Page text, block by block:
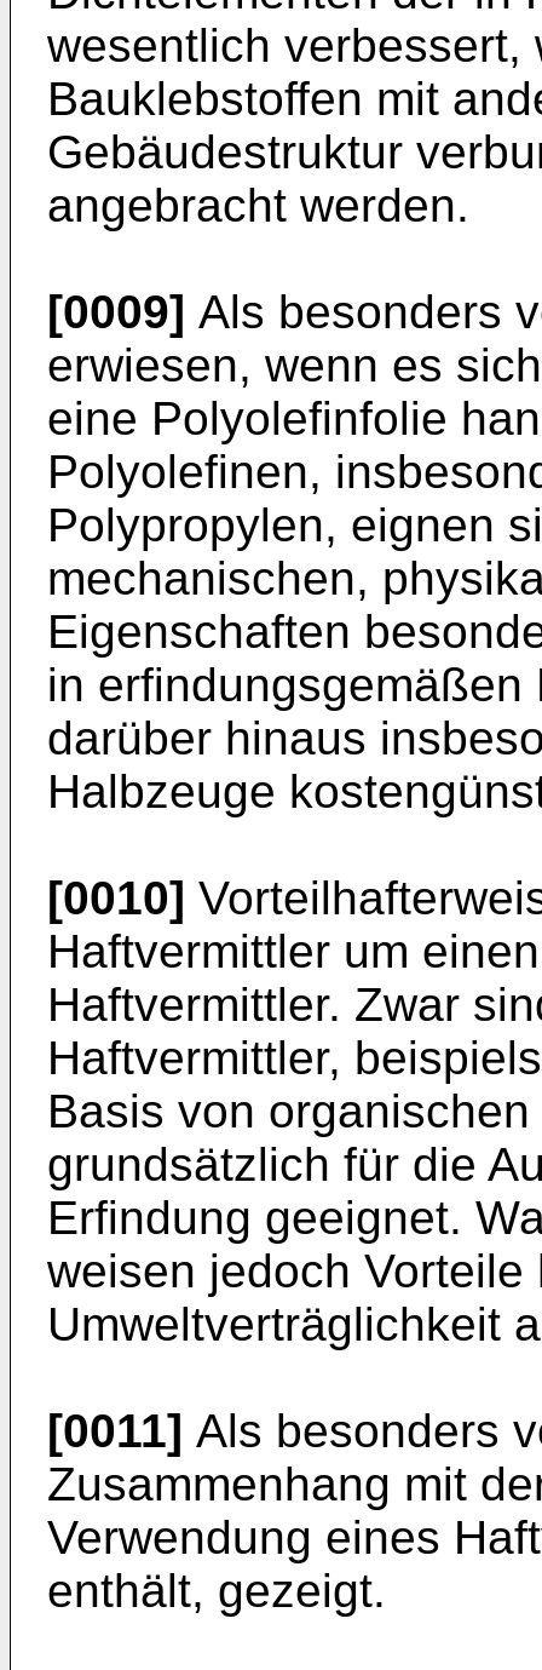
wesentlich verbessert,
Bauklebstoffen mit
Gebäudestruktur
angebracht werden.
[0009] Als besonders
erwiesen, wenn es
eine Polyolefinfolie
Polyolefinen,
Polypropylen, eignen
mechanischen,
Eigenschaften
in
darüber hinaus
Halbzeuge
[0010]
Haftvermittler um
Haftvermittler. Zwar
Haftvermittler,
Basis von
grundsätzlich für die
Erfindung geeignet.
weisen jedoch
Umweltverträglichkeit
[0011] Als besonders
Zusammenhang mit
Verwendung eines
enthält, gezeigt.